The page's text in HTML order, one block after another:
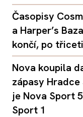
Časopisy
a Harper’s
končí, po
Nova koupila
zápasy
je Nova Sport
Sport 1